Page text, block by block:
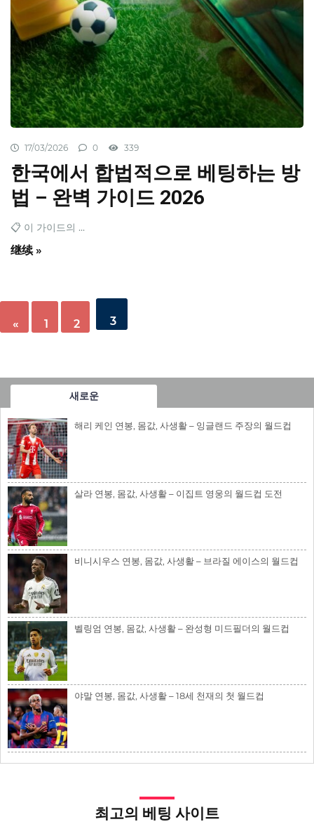
17/03/2026 0 339
한국에서 합법적으로 베팅하는 방
법 – 완벽 가이드 2026
📋 이 가이드의 ...
继续 »
« 1 2 3
새로운
해리 케인 연봉, 몸값, 사생활 – 잉글랜드 주장의 월드컵
살라 연봉, 몸값, 사생활 – 이집트 영웅의 월드컵 도전
비니시우스 연봉, 몸값, 사생활 – 브라질 에이스의 월드컵
벨링엄 연봉, 몸값, 사생활 – 완성형 미드필더의 월드컵
야말 연봉, 몸값, 사생활 – 18세 천재의 첫 월드컵
최고의 베팅 사이트